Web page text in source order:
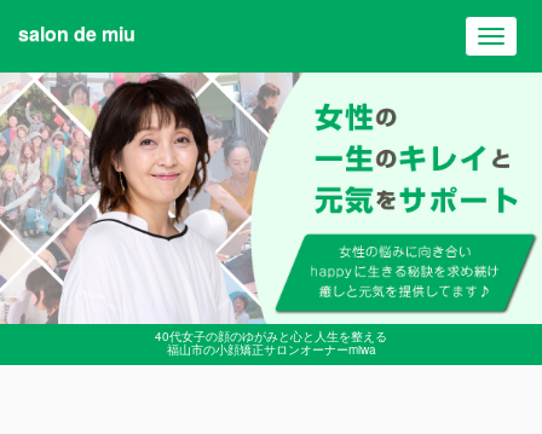
40代女子の顔のゆがみと心と人生を整える
福山市の小顔矯正サロンオーナーmiwa
salon de miu